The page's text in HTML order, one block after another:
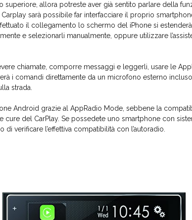
superiore, allora potreste aver già sentito parlare della
sarà possibile far interfacciare il proprio
il collegamento lo schermo del iPhone si
e selezionarli manualmente, oppure utilizzare
chiamate, comporre messaggi e leggerli, usare le
i comandi direttamente da un microfono esterno
strada.
Android grazie al AppRadio Mode, sebbene la
cure del CarPlay. Se possedete uno smartphone con
verificare l’effettiva compatibilità con l’autoradio.